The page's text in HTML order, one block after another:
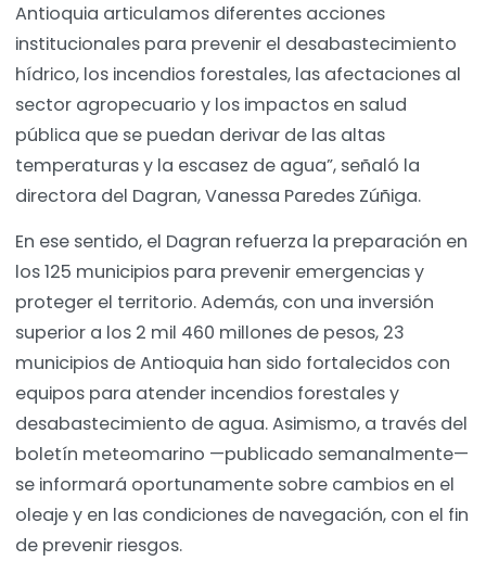
Antioquia articulamos diferentes acciones
institucionales para prevenir el desabastecimiento
hídrico, los incendios forestales, las afectaciones al
sector agropecuario y los impactos en salud
pública que se puedan derivar de las altas
temperaturas y la escasez de agua”, señaló la
directora del Dagran, Vanessa Paredes Zúñiga.
En ese sentido, el Dagran refuerza la preparación en
los 125 municipios para prevenir emergencias y
proteger el territorio. Además, con una inversión
superior a los 2 mil 460 millones de pesos, 23
municipios de Antioquia han sido fortalecidos con
equipos para atender incendios forestales y
desabastecimiento de agua. Asimismo, a través del
boletín meteomarino —publicado semanalmente—
se informará oportunamente sobre cambios en el
oleaje y en las condiciones de navegación, con el fin
de prevenir riesgos.